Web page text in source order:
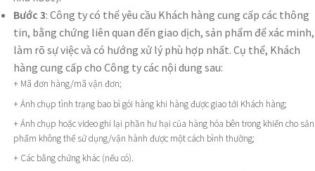
Bước 3: Công ty có thể yêu cầu Khách hàng cung cấp các thông
tin, bằng chứng liên quan đến giao dịch, sản phẩm để xác minh,
làm rõ sự việc và có hướng xử lý phù hợp nhất. Cụ thể, Khách
hàng cung cấp cho Công ty các nội dung sau:
+ Mã đơn hàng/mã vận đơn;
+ Ảnh chụp tình trạng bao bì gói hàng khi hàng được giao tới Khách hàng;
+ Ảnh chụp hoặc video ghi lại phần hư hại của hàng hóa bên trong khiến cho sản
phẩm không thể sử dụng/vận hành được một cách bình thường;
+ Các bằng chứng khác (nếu có).